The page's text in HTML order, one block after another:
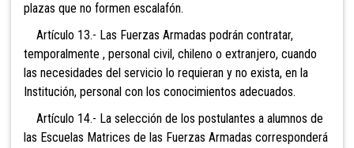
plazas que no formen escalafón.
Artículo 13.- Las Fuerzas Armadas podrán contratar,
temporalmente , personal civil, chileno o extranjero, cuando
las necesidades del servicio lo requieran y no exista, en la
Institución, personal con los conocimientos adecuados.
Artículo 14.- La selección de los postulantes a alumnos de
las Escuelas Matrices de las Fuerzas Armadas corresponderá